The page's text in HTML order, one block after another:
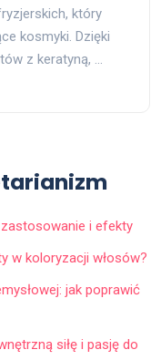
który
kosmyki. Dzięki
z keratyną, …
i efekty
w koloryzacji włosów?
jak poprawić
siłę i pasję do